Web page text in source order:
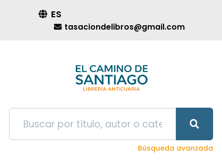
ES
tasaciondelibros@gmail.com
Búsqueda avanzada